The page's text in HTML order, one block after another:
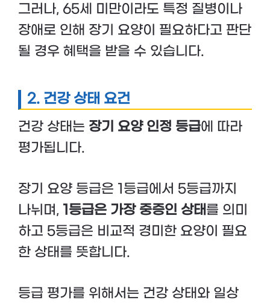
그러나, 65세 미만이라도 특정 질병이나
장애로 인해 장기 요양이 필요하다고 판단
될 경우 혜택을 받을 수 있습니다.
2. 건강 상태 요건
건강 상태는 장기 요양 인정 등급에 따라
평가됩니다.
장기 요양 등급은 1등급에서 5등급까지
나뉘며, 1등급은 가장 중증인 상태를 의미
하고 5등급은 비교적 경미한 요양이 필요
한 상태를 뜻합니다.
등급 평가를 위해서는 건강 상태와 일상